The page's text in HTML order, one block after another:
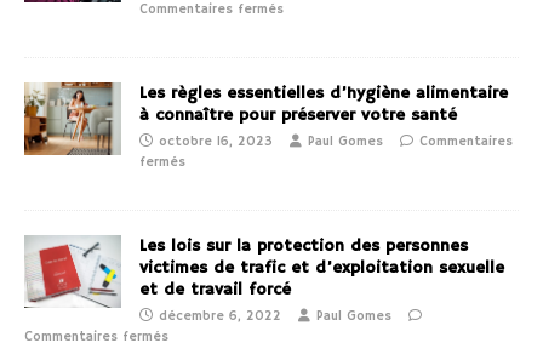
Commentaires fermés
Les règles essentielles d’hygiène alimentaire
à connaître pour préserver votre santé
octobre 16, 2023 Paul Gomes
Commentaires
fermés
Les lois sur la protection des personnes
victimes de trafic et d’exploitation sexuelle
et de travail forcé
décembre 6, 2022
Paul Gomes
Commentaires fermés